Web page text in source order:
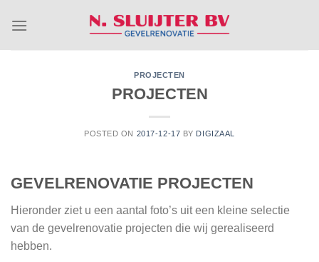
PROJECTEN
PROJECTEN
POSTED ON 2017-12-17 BY DIGIZAAL
GEVELRENOVATIE PROJECTEN
Hieronder ziet u een aantal foto’s uit een kleine selectie
van de gevelrenovatie projecten die wij gerealiseerd
hebben.